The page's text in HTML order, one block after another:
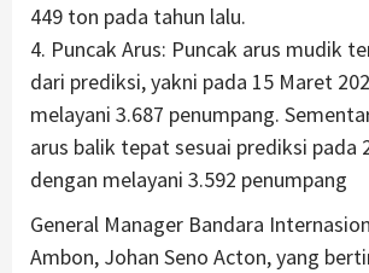
449 ton pada tahun lalu.
4. Puncak Arus: Puncak arus mudik
dari prediksi, yakni pada 15 Maret
melayani 3.687 penumpang.
arus balik tepat sesuai prediksi pada
dengan melayani 3.592 penumpang
General Manager Bandara
Ambon, Johan Seno Acton, yang